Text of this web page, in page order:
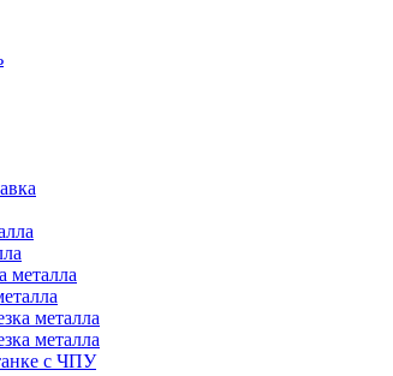
металла
металла
металла
с ЧПУ